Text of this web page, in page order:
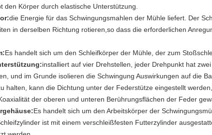
den Körper durch elastische Unterstützung.
die Energie für das Schwingungsmahlen der Mühle liefert. Der
in derselben Richtung rotieren,so dass die erforderlichen
Es handelt sich um den Schleifkörper der Mühle, der zum
installiert auf vier Drehstellen, jeder Drehpunkt hat
und im Grunde isolieren die Schwingung Auswirkungen auf die
halten, kann die Dichtung unter der Federstütze eingestellt
der oberen und unteren Berührungsflächen der Feder
Es handelt sich um den Arbeitskörper der
ist mit einem verschleißfesten Futterzylinder